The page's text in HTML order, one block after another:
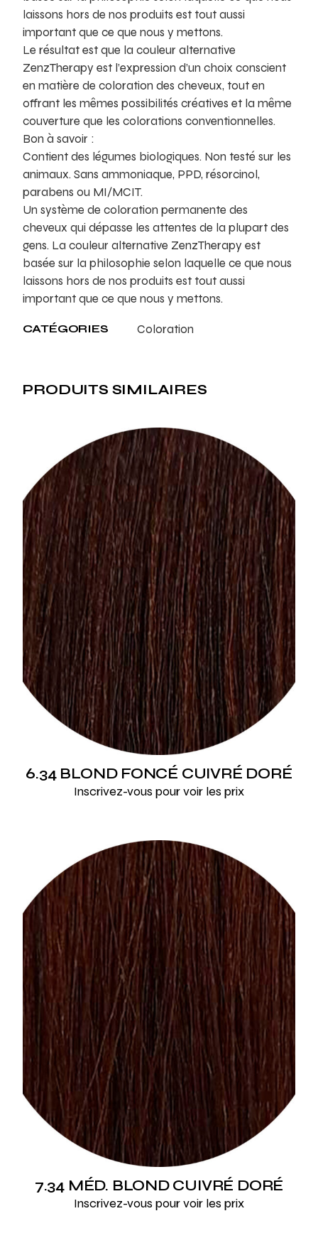
laissons hors de nos produits est tout aussi
important que ce que nous y mettons.
Le résultat est que la couleur alternative
ZenzTherapy est l’expression d’un choix conscient
en matière de coloration des cheveux, tout en
offrant les mêmes possibilités créatives et la même
couverture que les colorations conventionnelles.
Bon à savoir :
Contient des légumes biologiques. Non testé sur les
animaux. Sans ammoniaque, PPD, résorcinol,
parabens ou MI/MCIT.
Un système de coloration permanente des
cheveux qui dépasse les attentes de la plupart des
gens. La couleur alternative ZenzTherapy est
basée sur la philosophie selon laquelle ce que nous
laissons hors de nos produits est tout aussi
important que ce que nous y mettons.
CATÉGORIES Coloration
PRODUITS SIMILAIRES
6.34 BLOND FONCÉ CUIVRÉ DORÉ
Inscrivez-vous pour voir les prix
7.34 MÉD. BLOND CUIVRÉ DORÉ
Inscrivez-vous pour voir les prix